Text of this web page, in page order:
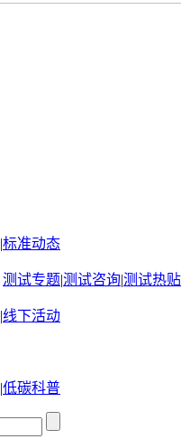
|标准动态
测试专题|测试咨询|测试热贴
|线下活动
|低碳科普